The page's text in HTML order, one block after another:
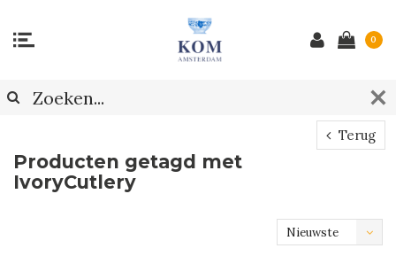
0
Terug
Producten getagd met
IvoryCutlery
Nieuwste